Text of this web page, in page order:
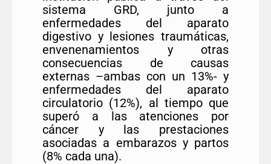
sistema GRD, junto a
enfermedades del aparato
digestivo y lesiones traumáticas,
envenenamientos y otras
consecuencias de causas
externas –ambas con un 13%- y
enfermedades del aparato
circulatorio (12%), al tiempo que
superó a las atenciones por
cáncer y las prestaciones
asociadas a embarazos y partos
(8% cada una).